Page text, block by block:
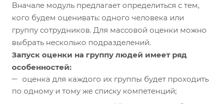
Вначале модуль предлагает определиться с тем,
кого будем оценивать: одного человека или
группу сотрудников. Для массовой оценки можно
выбрать несколько подразделений.
Запуск оценки на группу людей имеет ряд
особенностей:
оценка для каждого их группы будет проходить
по одному и тому же списку компетенций;